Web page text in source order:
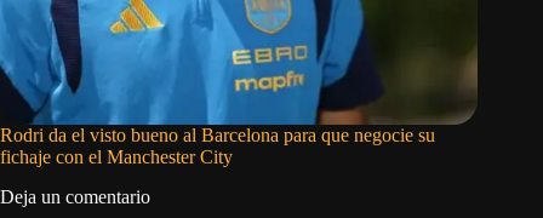
Rodri da el visto bueno al Barcelona para que negocie su
fichaje con el Manchester City
Deja un comentario